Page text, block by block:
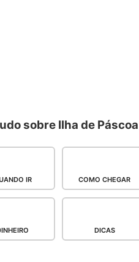
sobre Ilha de Páscoa
IR COMO CHEGAR
DICAS